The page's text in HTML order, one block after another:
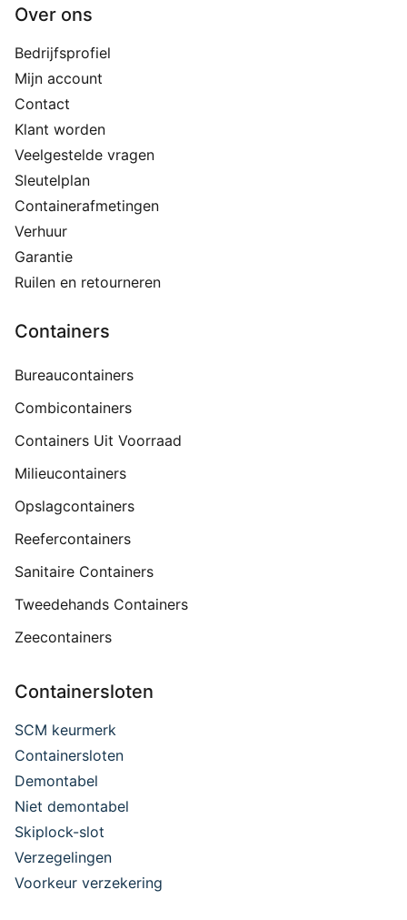
Over ons
Bedrijfsprofiel
Mijn account
Contact
Klant worden
Veelgestelde vragen
Sleutelplan
Containerafmetingen
Verhuur
Garantie
Ruilen en retourneren
Containers
Bureaucontainers
Combicontainers
Containers Uit Voorraad
Milieucontainers
Opslagcontainers
Reefercontainers
Sanitaire Containers
Tweedehands Containers
Zeecontainers
Containersloten
SCM keurmerk
Containersloten
Demontabel
Niet demontabel
Skiplock-slot
Verzegelingen
Voorkeur verzekering